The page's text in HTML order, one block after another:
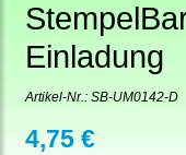
Einladung
Artikel-Nr.: SB-UM0142-D
4,75 €